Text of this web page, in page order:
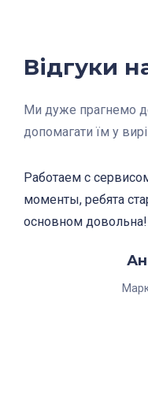
Відгуки
Ми дуже прагнемо
допомагати їм у
Работаем с
моменты, ребята
основном довольна!
Очень довольны
от CashDesk;
система работает